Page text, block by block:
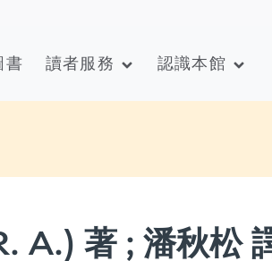
書 讀者服務 認識本館
A.) 著 ; 潘秋松